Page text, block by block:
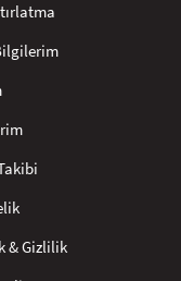
& Gizlilik